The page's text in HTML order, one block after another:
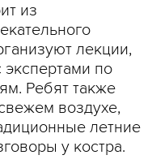
из
лекции,
экспертами по
Ребят также
воздухе,
летние
у костра.